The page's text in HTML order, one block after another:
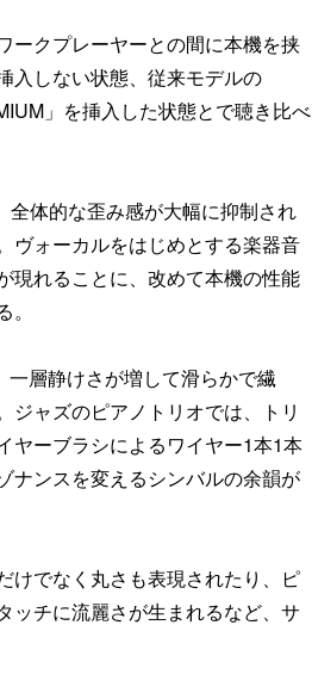
ークプレーヤーとの間に本機を挟
入しない状態、従来モデルの
」を挿入した状態とで聴き比べ
体的な歪み感が大幅に抑制され
ヴォーカルをはじめとする楽器音
現れることに、改めて本機の性能
層静けさが増して滑らかで繊
ャズのピアノトリオでは、トリ
ヤーブラシによるワイヤー1本1本
ナンスを変えるシンバルの余韻が
けでなく丸さも表現されたり、ピ
ッチに流麗さが生まれるなど、サ